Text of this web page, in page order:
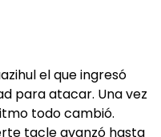
el que ingresó
para atacar. Una vez
todo cambió.
tacle avanzó hasta